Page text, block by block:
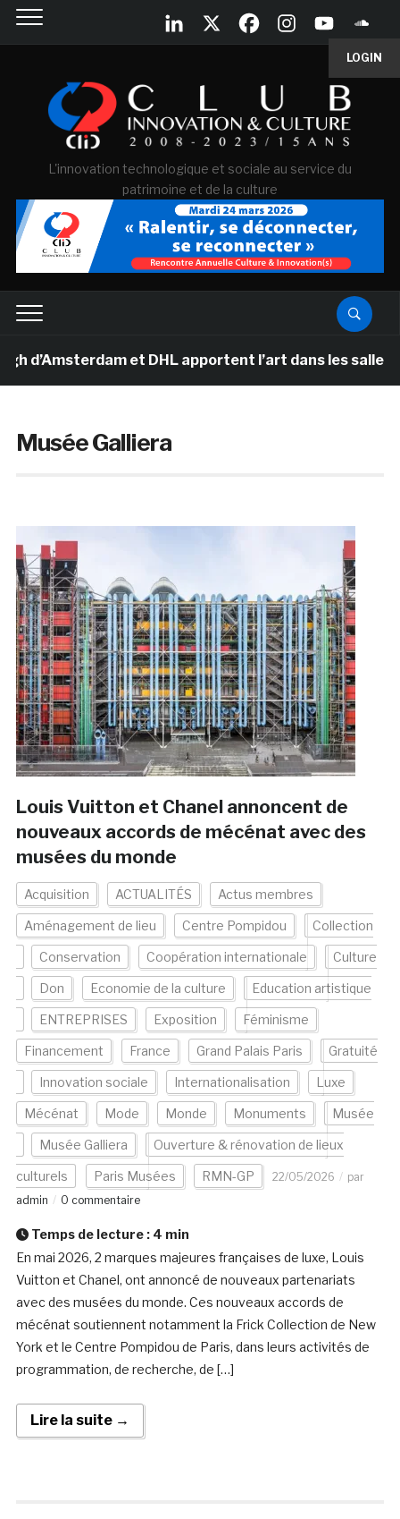
LOGIN
L'innovation technologique et sociale au service du
patrimoine et de la culture
et DHL apportent l’art dans les salles de
Musée Galliera
Louis Vuitton et Chanel annoncent de
nouveaux accords de mécénat avec des
musées du monde
Acquisition ACTUALITÉS Actus membres
Aménagement de lieu Centre Pompidou Collection
Conservation Coopération internationale Culture
Don Economie de la culture Education artistique
ENTREPRISES Exposition Féminisme
Financement France Grand Palais Paris Gratuité
Innovation sociale Internationalisation Luxe
Mécénat Mode Monde Monuments Musée
Musée Galliera Ouverture & rénovation de lieux
culturels Paris Musées RMN-GP 22/05/2026
par
admin
0 commentaire
Temps de lecture : 4 min
En mai 2026, 2 marques majeures françaises de luxe, Louis
Vuitton et Chanel, ont annoncé de nouveaux partenariats
avec des musées du monde. Ces nouveaux accords de
mécénat soutiennent notamment la Frick Collection de New
York et le Centre Pompidou de Paris, dans leurs activités de
programmation, de recherche, de […]
Lire la suite →